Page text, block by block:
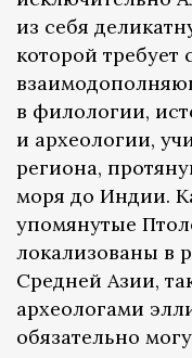
из себя
которой требует
в филологии,
и археологии,
региона,
моря до Индии.
упомянутые
локализованы в
Средней Азии,
археологами
обязательно